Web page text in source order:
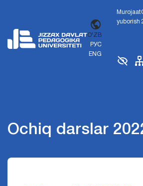
O'ZB
РУС
ENG
Murojaat
yuborish
Ochiq darslar